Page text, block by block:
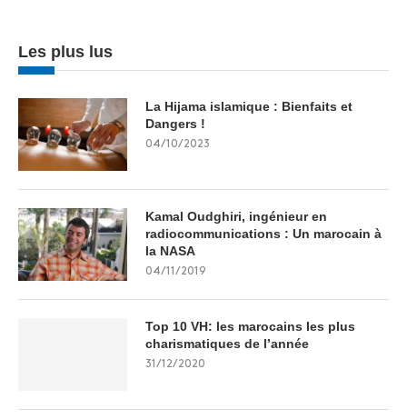
Les plus lus
La Hijama islamique : Bienfaits et
Dangers !
04/10/2023
Kamal Oudghiri, ingénieur en
radiocommunications : Un marocain à
la NASA
04/11/2019
Top 10 VH: les marocains les plus
charismatiques de l’année
31/12/2020